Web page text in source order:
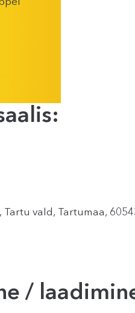
Tartu vald, Tartumaa,
/